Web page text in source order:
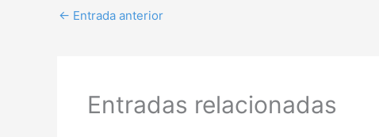
← Entrada anterior
Entradas relacionadas